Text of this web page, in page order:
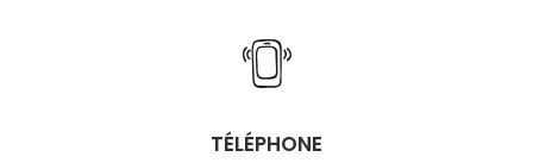
TÉLÉPHONE